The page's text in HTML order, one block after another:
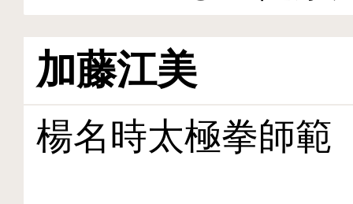
加藤江美
楊名時太極拳師範